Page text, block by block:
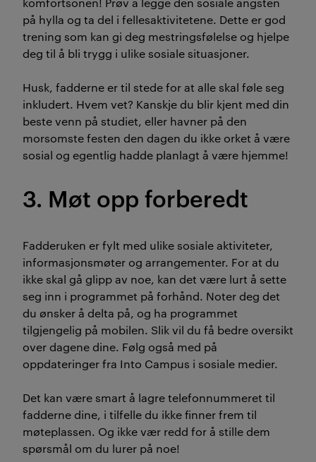
på hylla og ta del i fellesaktivitetene. Dette er god
trening som kan gi deg mestringsfølelse og hjelpe
deg til å bli trygg i ulike sosiale situasjoner.
Husk, fadderne er til stede for at alle skal føle seg
inkludert. Hvem vet? Kanskje du blir kjent med din
beste venn på studiet, eller havner på den
morsomste festen den dagen du ikke orket å være
sosial og egentlig hadde planlagt å være hjemme!
3. Møt opp forberedt
Fadderuken er fylt med ulike sosiale aktiviteter,
informasjonsmøter og arrangementer. For at du
ikke skal gå glipp av noe, kan det være lurt å sette
seg inn i programmet på forhånd. Noter deg det
du ønsker å delta på, og ha programmet
tilgjengelig på mobilen. Slik vil du få bedre oversikt
over dagene dine. Følg også med på
oppdateringer fra Into Campus i sosiale medier.
Det kan være smart å lagre telefonnummeret til
fadderne dine, i tilfelle du ikke finner frem til
møteplassen. Og ikke vær redd for å stille dem
spørsmål om du lurer på noe!